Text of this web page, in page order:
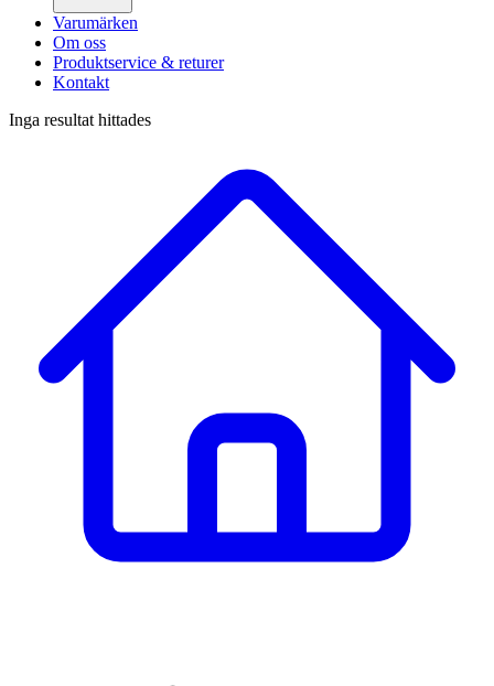
Varumärken
Om oss
Produktservice & returer
Kontakt
Inga resultat hittades